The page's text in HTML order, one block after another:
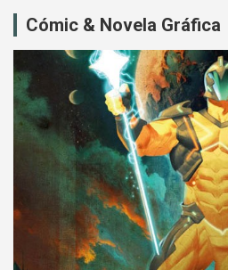
Cómic & Novela Gráfica